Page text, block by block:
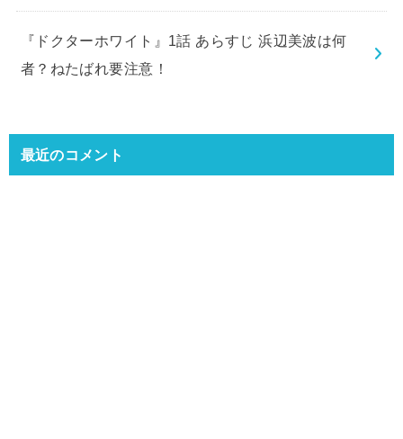
『ドクターホワイト』1話 あらすじ 浜辺美波は何
者？ねたばれ要注意！
最近のコメント